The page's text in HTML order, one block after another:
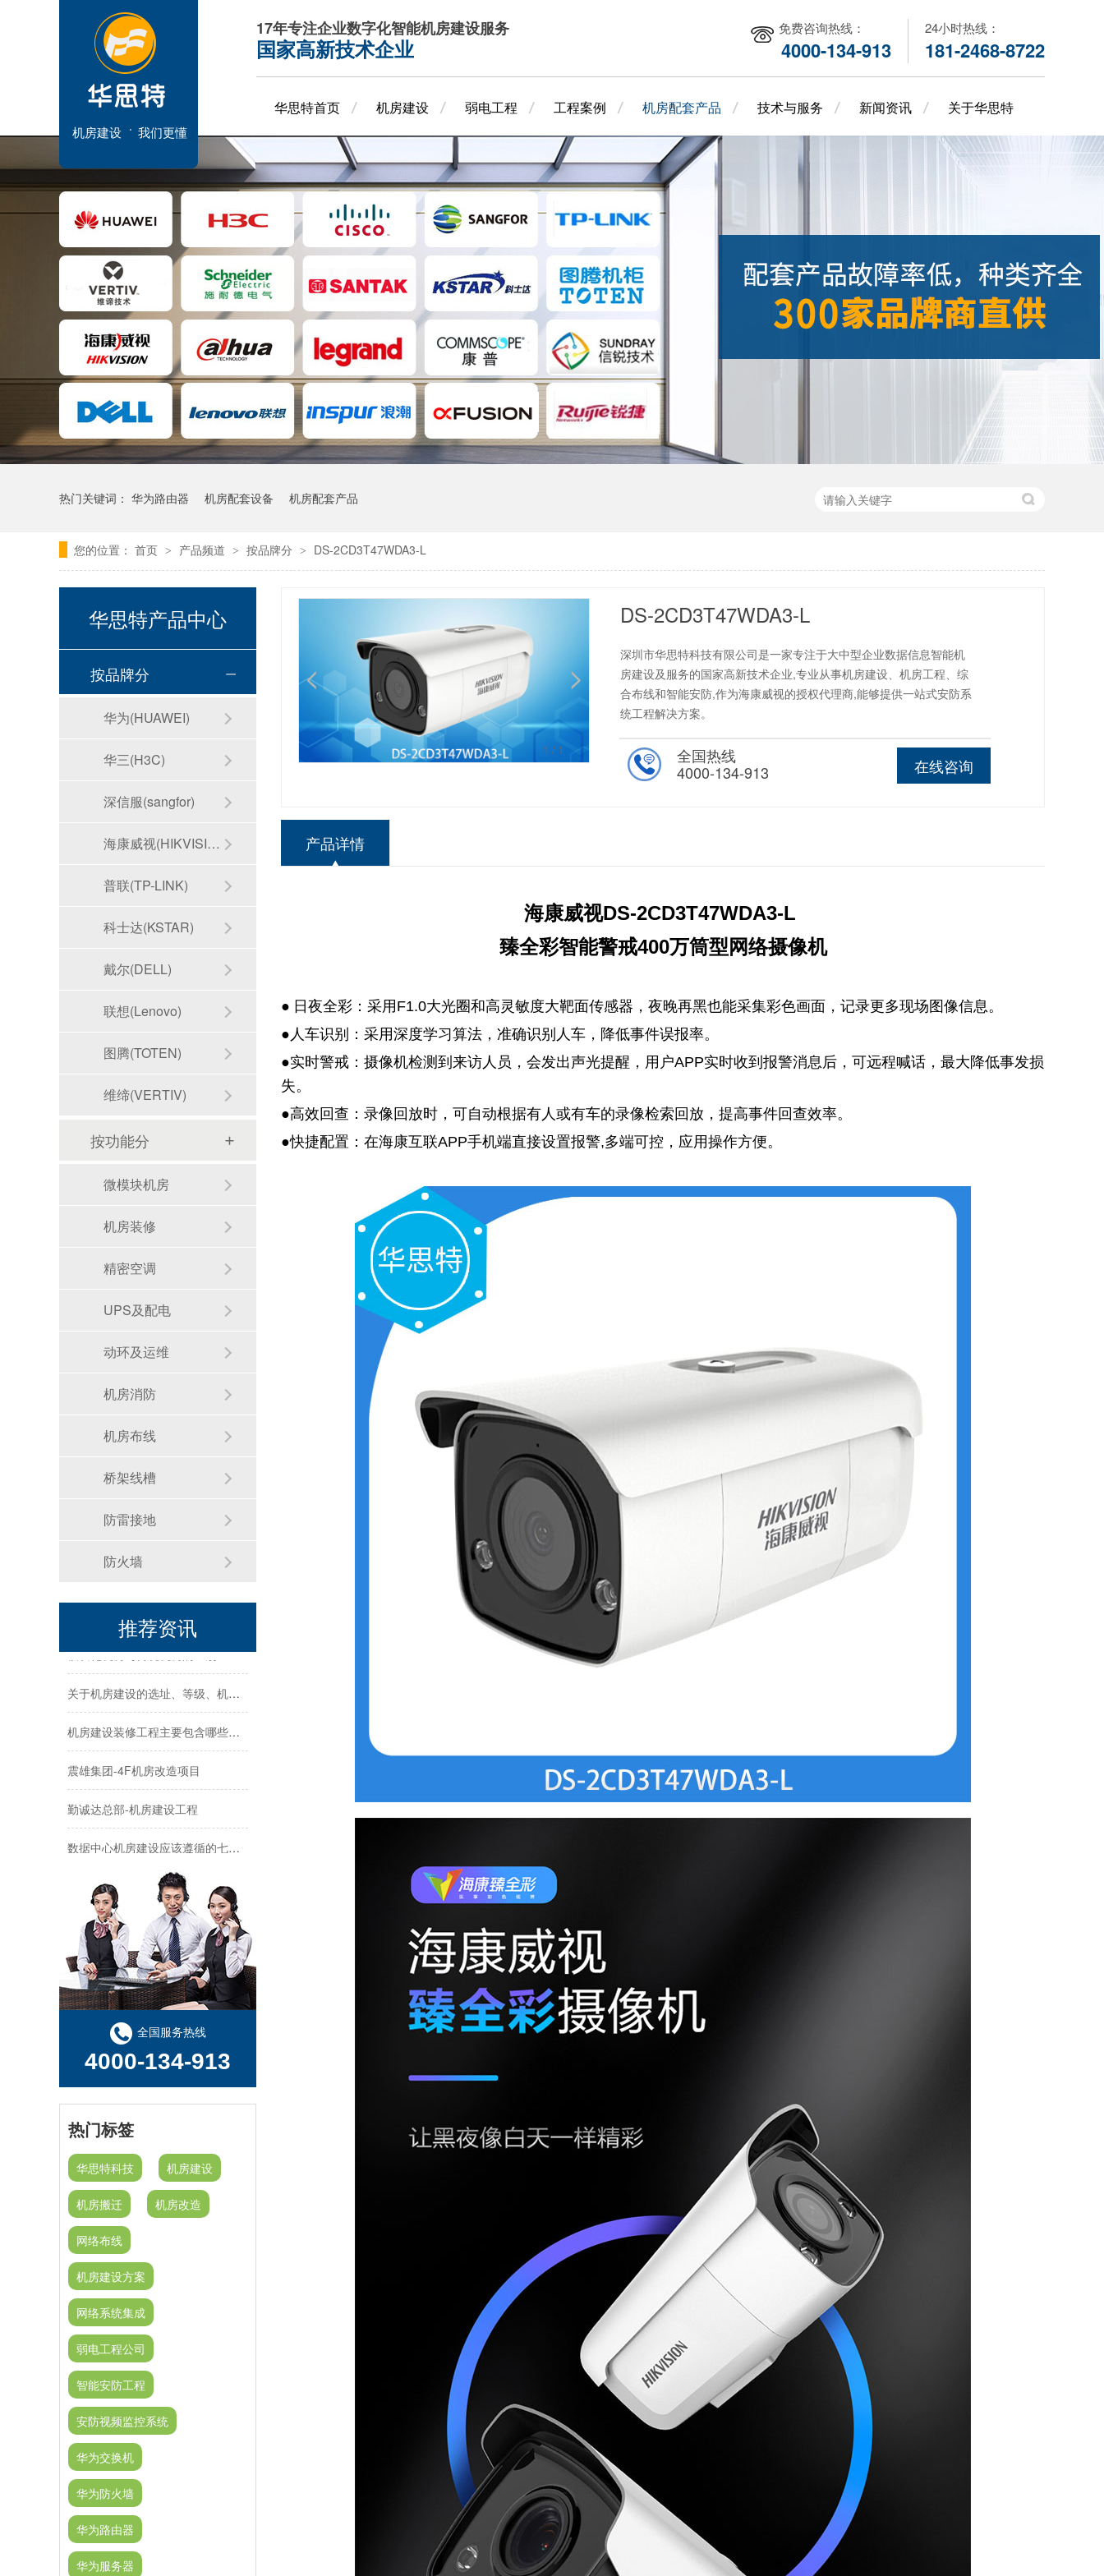
机房建设 我们更懂
17年专注企业数字化智能机房建设服务
国家高新技术企业
24小时热线：
181-2468-8722
免费咨询热线：
4000-134-913
华思特首页 机房建设 弱电工程 工程案例 机房配套产品 技术与服务 新闻资讯 关于华思特
热门关键词： 华为路由器 机房配套设备 机房配套产品
您的位置： 首页 > 产品频道 > 按品牌分 > DS-2CD3T47WDA3-L
1 /1
DS-2CD3T47WDA3-L
深圳市华思特科技有限公司是一家专注于大中型企业数据信息智能机
房建设及服务的国家高新技术企业,专业从事机房建设、机房工程、综
合布线和智能安防,作为海康威视的授权代理商,能够提供一站式安防系
统工程解决方案。
在线咨询
全国热线
4000-134-913
产品详情
海康威视DS-2CD3T47WDA3-L
臻全彩智能警戒400万筒型网络摄像机
● 日夜全彩：采用F1.0大光圈和高灵敏度大靶面传感器，夜晚再黑也能采集彩色画面，记录更多现场图像信息。
●人车识别：采用深度学习算法，准确识别人车，降低事件误报率。
●实时警戒：摄像机检测到来访人员，会发出声光提醒，用户APP实时收到报警消息后，可远程喊话，最大降低事发损
失。
●高效回查：录像回放时，可自动根据有人或有车的录像检索回放，提高事件回查效率。
●快捷配置：在海康互联APP手机端直接设置报警,多端可控，应用操作方便。
华思特产品中心
按品牌分
华为(HUAWEI)
华三(H3C)
深信服(sangfor)
海康威视(HIKVISION)
普联(TP-LINK)
科士达(KSTAR)
戴尔(DELL)
联想(Lenovo)
图腾(TOTEN)
维缔(VERTIV)
按功能分
微模块机房
机房装修
精密空调
UPS及配电
动环及运维
机房消防
机房布线
桥架线槽
防雷接地
防火墙
推荐资讯
机房建设整体解决方案需要注意的几点--华思特一站式机房建设服务商
机房建设工程-机房改造工程--华思特16年一站式智能机房解决方案服务商
机房建设-机房工程--华思特一站式智能机房建设工程服务商
华思特机房建设四大核心优势-16年专注机房新建/改造/布线/维保
模块化机房与传统机房的区别
关于机房建设的选址、等级、机架、机柜
机房建设装修工程主要包含哪些方面？华思特专注机房建设16年
震雄集团-4F机房改造项目
勤诚达总部-机房建设工程
数据中心机房建设应该遵循的七大原则-深圳华思特
机房建设工程-机房改造工程--华思特16年一站式智能机房解决方案服务商
机房建设-机房工程--华思特一站式智能机房建设工程服务商
华思特机房建设四大核心优势-16年专注机房新建/改造/布线/维保
模块化机房与传统机房的区别
关于机房建设的选址、等级、机架、机柜
全国服务热线
4000-134-913
热门标签
华思特科技 机房建设
机房搬迁 机房改造
网络布线
机房建设方案
网络系统集成
弱电工程公司
智能安防工程
安防视频监控系统
华为交换机
华为防火墙
华为路由器
华为服务器